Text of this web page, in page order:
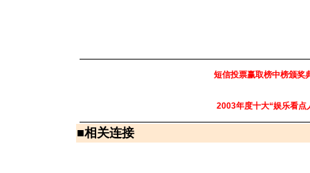
短信投票赢取榜中榜颁奖
2003年度十大“娱乐看点
■相关连接